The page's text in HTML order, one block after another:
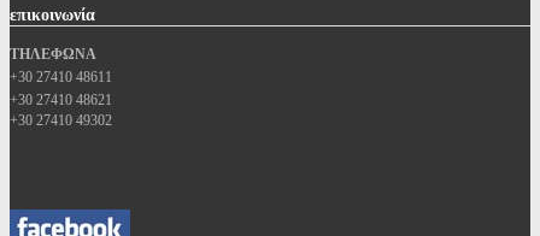
επικοινωνία
ΤΗΛΕΦΩΝΑ
+30 27410 48611
+30 27410 48621
+30 27410 49302